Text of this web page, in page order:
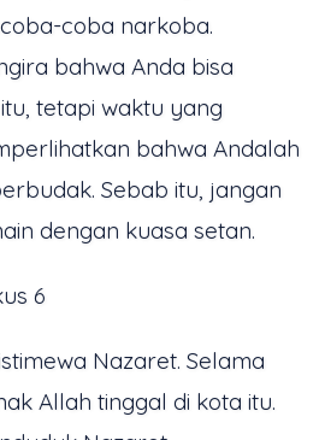
coba narkoba.
bahwa Anda bisa
tetapi waktu yang
bahwa Andalah
Sebab itu, jangan
dengan kuasa setan.
6
Nazaret. Selama
Allah tinggal di kota itu.